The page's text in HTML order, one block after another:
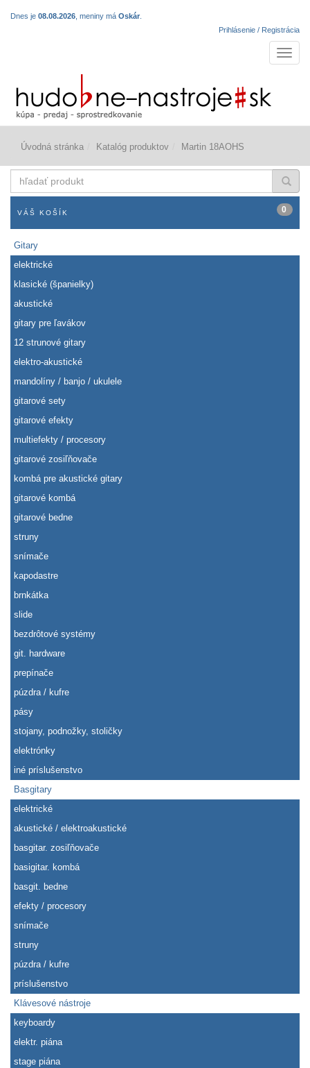
Dnes je 08.08.2026 , meniny má Oskár
Prihlásenie / Registrácia
Úvodná stránka Katalóg produktov Martin 18AOHS
produkt
VÁŠ KOŠÍK 0
Gitary
elektrické
klasické (španielky)
akustické
gitary pre ľavákov
12 strunové gitary
elektro-akustické
mandolíny / banjo / ukulele
gitarové sety
gitarové efekty
multiefekty / procesory
gitarové zosiľňovače
kombá pre akustické gitary
gitarové kombá
gitarové bedne
struny
snímače
kapodastre
brnkátka
slide
bezdrôtové systémy
git. hardware
prepínače
púzdra / kufre
pásy
stojany, podnožky, stoličky
elektrónky
iné príslušenstvo
Basgitary
elektrické
akustické / elektroakustické
basgitar. zosiľňovače
basigitar. kombá
basgit. bedne
efekty / procesory
snímače
struny
púzdra / kufre
príslušenstvo
Klávesové nástroje
keyboardy
elektr. piána
stage piána